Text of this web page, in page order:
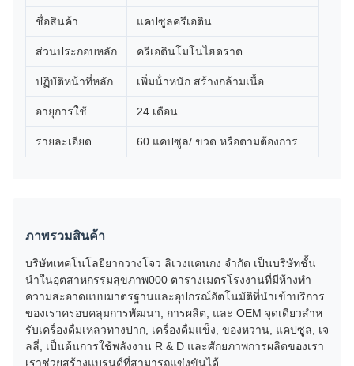
ชื่อสินค้า แคปซูลครีเอติน
ส่วนประกอบหลัก ครีเอตินโมโนไฮดราต
ปฏิบัติหน้าที่หลัก เพิ่มน้ําหนัก สร้างกล้ามเนื้อ
อายุการใช้ 24 เดือน
รายละเอียด 60 แคปซูล/ ขวด หรือตามต้องการ
ภาพรวมสินค้า
บริษัทเทคโนโลยียากวางโจว ลิเวงแคนกง จํากัด เป็นบริษัทชั้น
นําในอุตสาหกรรมสุขภาพ000 ตารางเมตรโรงงานที่มีห้างทํา
ความสะอาดแบบมาตรฐานและอุปกรณ์อัตโนมัติที่นําเข้าบริการ
ของเราครอบคลุมการพัฒนา, การผลิต, และ OEM จุดเดียวสําห
รับเครื่องดื่มเหลวทางปาก, เครื่องดื่มแข็ง, ของหวาน, แคปซูล, เจ
ลลี่, เป็นต้นการใช้พลังงาน R & D และศักยภาพการผลิตของเรา
เราช่วยสร้างแบรนด์ที่สามารถแข่งขันได้